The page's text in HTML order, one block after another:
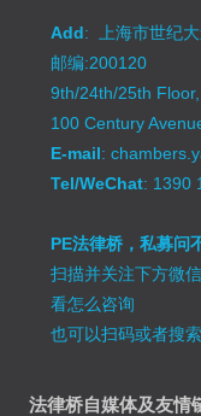
Add: 上海市世纪
邮编:200120
9th/24th/25th
100 Century
E-mail:
Tel/WeChat: 1390
PE法律桥，私募问
扫描并关注下方微
看怎么咨询
也可以扫码或者搜
法律桥自媒体及友情